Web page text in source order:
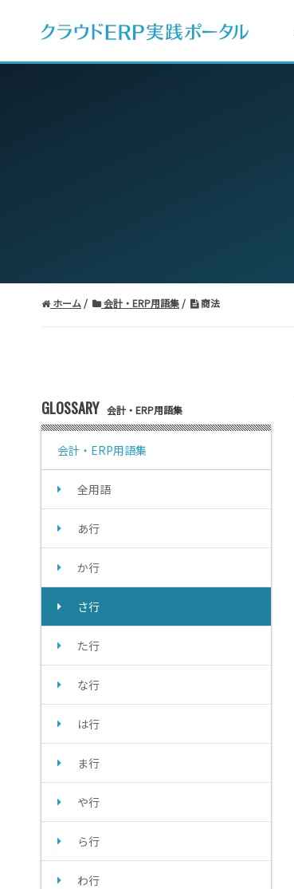
ホーム 会計・ERP用語集 商法
GLOSSARY 会計・ERP用語集
会計・ERP用語集
全用語
あ行
か行
さ行
た行
な行
は行
ま行
や行
ら行
わ行